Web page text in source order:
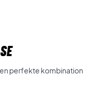
perfekte kombination